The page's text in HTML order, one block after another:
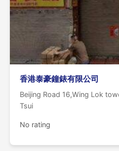
香港泰豪鐘錶有限公司
Beijing Road 16,Wing Lok
Tsui
No rating